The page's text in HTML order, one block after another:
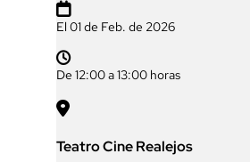

El 01 de Feb. de 2026

De 12:00 a 13:00 horas

Teatro Cine Realejos